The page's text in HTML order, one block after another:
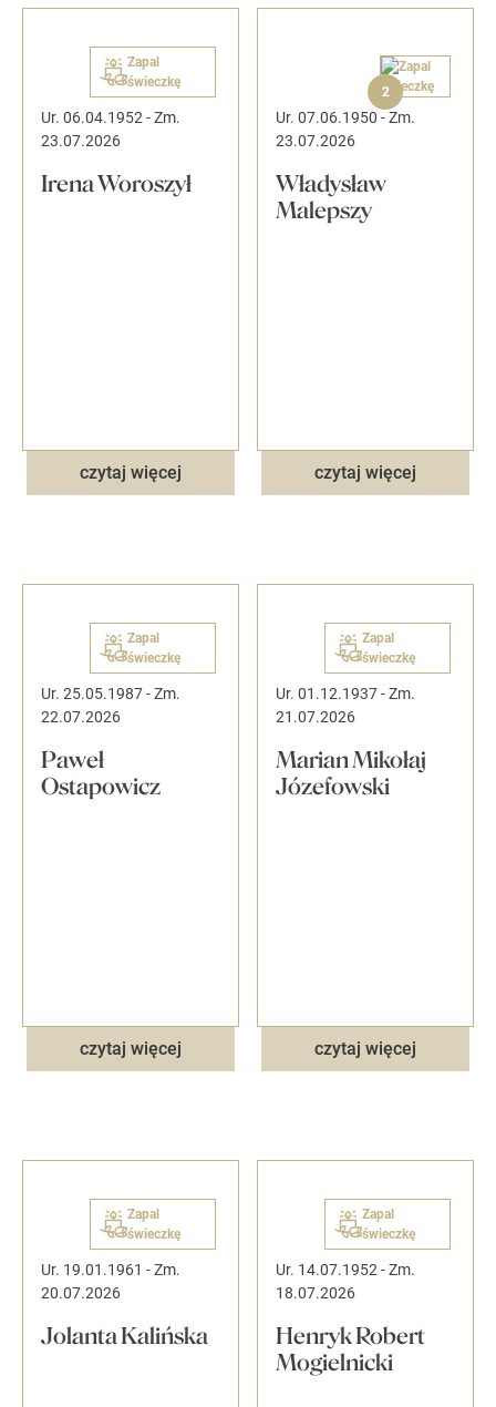
Zapal
świeczkę
Ur. 06.04.1952 -Zm.
23.07.2026
Irena Woroszył
czytaj więcej
2
Ur. 07.06.1950 -Zm.
23.07.2026
Władysław
Malepszy
czytaj więcej
Zapal
świeczkę
Ur. 25.05.1987-Zm.
22.07.2026
Paweł
Ostapowicz
czytaj więcej
Zapal
świeczkę
Ur. 01.12.1937-Zm.
21.07.2026
Marian Mikołaj
Józefowski
czytaj więcej
Zapal
świeczkę
Ur. 19.01.1961 -Zm.
20.07.2026
Jolanta Kalińska
Zapal
świeczkę
Ur. 14.07.1952 -Zm.
18.07.2026
Henryk Robert
Mogielnicki